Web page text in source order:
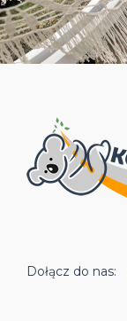
Dołącz do nas: